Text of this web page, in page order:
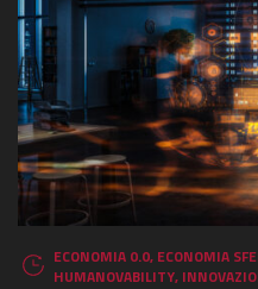
ECONOMIA 0.0, ECONOMIA
HUMANOVABILITY,